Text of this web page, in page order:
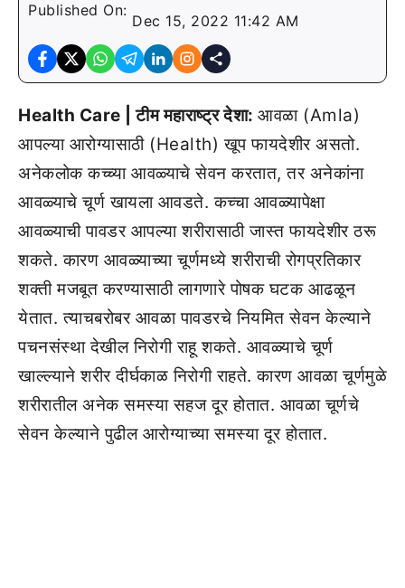
Published On:
Dec 15, 2022 11:42 AM
Health Care | टीम महाराष्ट्र देशा: आवळा (Amla)
आपल्या आरोग्यासाठी (Health) खूप फायदेशीर असतो.
अनेकलोक कच्च्या आवळ्याचे सेवन करतात, तर अनेकांना
आवळ्याचे चूर्ण खायला आवडते. कच्चा आवळ्यापेक्षा
आवळ्याची पावडर आपल्या शरीरासाठी जास्त फायदेशीर ठरू
शकते. कारण आवळ्याच्या चूर्णमध्ये शरीराची रोगप्रतिकार
शक्ती मजबूत करण्यासाठी लागणारे पोषक घटक आढळून
येतात. त्याचबरोबर आवळा पावडरचे नियमित सेवन केल्याने
पचनसंस्था देखील निरोगी राहू शकते. आवळ्याचे चूर्ण
खाल्ल्याने शरीर दीर्घकाळ निरोगी राहते. कारण आवळा चूर्णमुळे
शरीरातील अनेक समस्या सहज दूर होतात. आवळा चूर्णचे
सेवन केल्याने पुढील आरोग्याच्या समस्या दूर होतात.